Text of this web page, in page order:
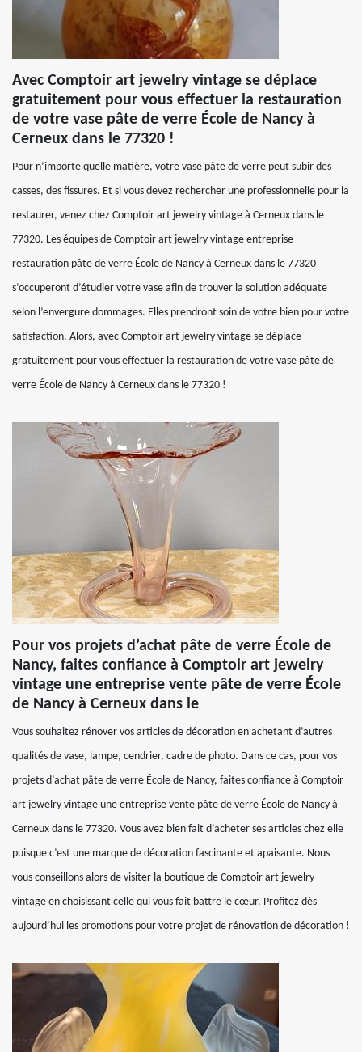
Avec Comptoir art jewelry vintage se déplace
gratuitement pour vous effectuer la restauration
de votre vase pâte de verre École de Nancy à
Cerneux dans le 77320 !
Pour n’importe quelle matière, votre vase pâte de verre peut subir des
casses, des fissures. Et si vous devez rechercher une professionnelle pour la
restaurer, venez chez Comptoir art jewelry vintage à Cerneux dans le
77320. Les équipes de Comptoir art jewelry vintage entreprise
restauration pâte de verre École de Nancy à Cerneux dans le 77320
s’occuperont d’étudier votre vase afin de trouver la solution adéquate
selon l’envergure dommages. Elles prendront soin de votre bien pour votre
satisfaction. Alors, avec Comptoir art jewelry vintage se déplace
gratuitement pour vous effectuer la restauration de votre vase pâte de
verre École de Nancy à Cerneux dans le 77320 !
Pour vos projets d’achat pâte de verre École de
Nancy, faites confiance à Comptoir art jewelry
vintage une entreprise vente pâte de verre École
de Nancy à Cerneux dans le
Vous souhaitez rénover vos articles de décoration en achetant d’autres
qualités de vase, lampe, cendrier, cadre de photo. Dans ce cas, pour vos
projets d’achat pâte de verre École de Nancy, faites confiance à Comptoir
art jewelry vintage une entreprise vente pâte de verre École de Nancy à
Cerneux dans le 77320. Vous avez bien fait d’acheter ses articles chez elle
puisque c’est une marque de décoration fascinante et apaisante. Nous
vous conseillons alors de visiter la boutique de Comptoir art jewelry
vintage en choisissant celle qui vous fait battre le cœur. Profitez dès
aujourd’hui les promotions pour votre projet de rénovation de décoration !